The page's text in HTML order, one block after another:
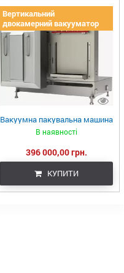
Вертикальний
двокамерний вакууматор
Вакуумна пакувальна машина
В наявності
396 000,00 грн.
КУПИТИ